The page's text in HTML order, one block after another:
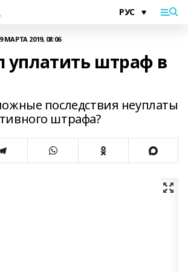
МАРТА 2019, 08:06
уплатить штраф в
последствия неуплаты
штрафа?